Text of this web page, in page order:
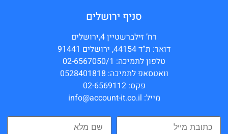
סניף ירושלים
רח’ זילברשטיין 4,ירושלים
דואר: ת”ד 44154, ירושלים 91441
טלפון לתמיכה: 02-6567050/1
וואטסאפ לתמיכה: 0528401818
פקס: 02-6569112
מייל: info@account-it.co.il